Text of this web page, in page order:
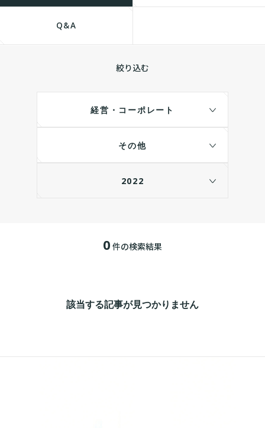
Q&A
絞り込む
経営・コーポレート
その他
2022
0 件の検索結果
該当する記事が見つかりません